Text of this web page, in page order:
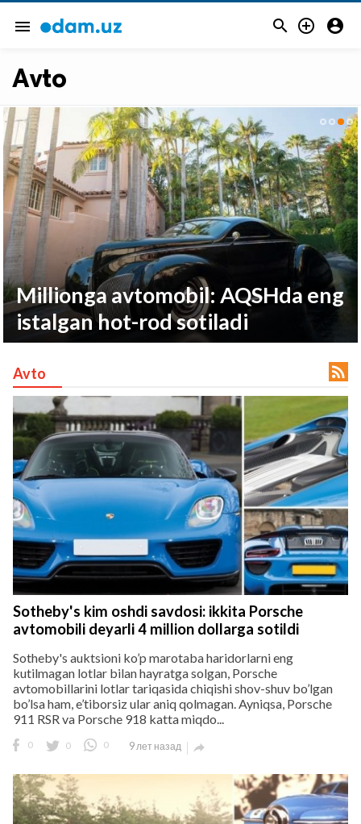
menu   
защищены.
Avto
Millionga avtomobil: AQSHda eng
istalgan hot-rod sotiladi
Avto 
Sotheby's kim oshdi savdosi: ikkita Porsche
avtomobili deyarli 4 million dollarga sotildi
Sotheby's auktsioni ko’p marotaba haridorlarni eng
kutilmagan lotlar bilan hayratga solgan, Porsche
avtomobillarini lotlar tariqasida chiqishi shov-shuv bo’lgan
bo’lsa ham, e’tiborsiz ular aniq qolmagan. Ayniqsa, Porsche
911 RSR va Porsche 918 katta miqdo...
0 0 0 9 лет назад 